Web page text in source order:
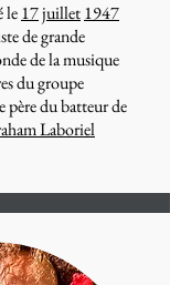
le17juillet1947
de grande
de la musique
du groupe
père du batteur de
Laboriel